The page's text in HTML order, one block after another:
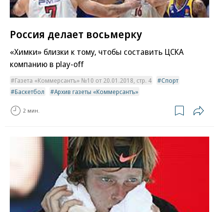
Россия делает восьмерку
«Химки» близки к тому, чтобы составить ЦСКА
компанию в play-off
Газета «Коммерсантъ» №10 от 20.01.2018, стр. 4
Спорт
Баскетбол
Архив газеты «Коммерсантъ»
2 мин.